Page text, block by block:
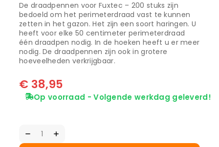
De draadpennen voor Fuxtec – 200 stuks zijn
bedoeld om het perimeterdraad vast te kunnen
zetten in het gazon. Het zijn een soort haringen. U
heeft voor elke 50 centimeter perimeterdraad
één draadpen nodig. In de hoeken heeft u er meer
nodig. De draadpennen zijn ook in grotere
hoeveelheden verkrijgbaar.
€ 38,95
Op voorraad - Volgende werkdag geleverd!